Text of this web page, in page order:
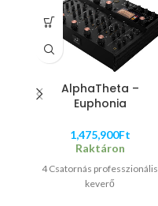
AlphaTheta –
Euphonia
1,475,900Ft
Raktáron
4 Csatornás professzionális
keverő